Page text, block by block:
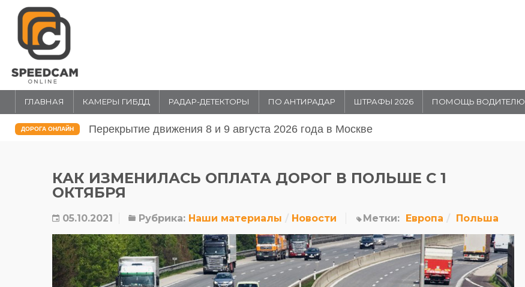
ГЛАВНАЯ КАМЕРЫ ГИБДД РАДАР-ДЕТЕКТОРЫ ПО АНТИРАДАР ШТРАФЫ 2026 ПОМОЩЬ ВОДИТЕЛЮ
ДОРОГА ОНЛАЙН Перекрытие движения 31 июля и 1 августа 20026 года в Москве
КАК ИЗМЕНИЛАСЬ ОПЛАТА ДОРОГ В ПОЛЬШЕ С 1
ОКТЯБРЯ
05.10.2021 Рубрика: Наши материалы Новости Метки: Европа Польша